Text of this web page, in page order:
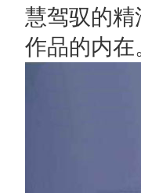
慧驾驭的
作品的内在